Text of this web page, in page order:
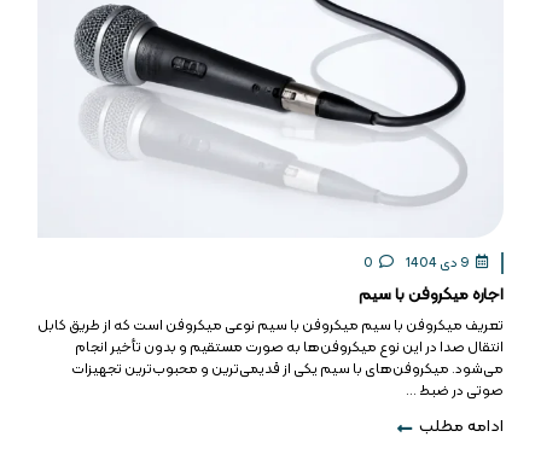
اجاره میکروفن با سیم
تعریف میکروفن با سیم میکروفن با سیم نوعی میکروفن است که از طریق کابل
انتقال صدا در این نوع میکروفن‌ها به صورت مستقیم و بدون تأخیر انجام
می‌شود. میکروفن‌های با سیم یکی از قدیمی‌ترین و محبوب‌ترین تجهیزات
صوتی در ضبط ...
ادامه مطلب